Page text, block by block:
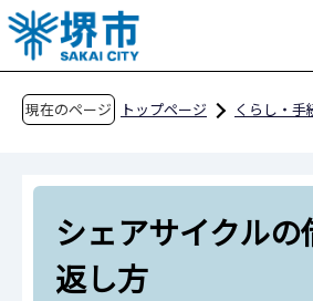
こ
の
ペ
現在のページ トップページ
くらし・手
シェアサイクルの借り方・
シェアサイクルの
返し方